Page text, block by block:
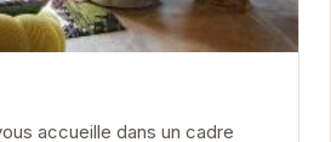
accueille dans un cadre